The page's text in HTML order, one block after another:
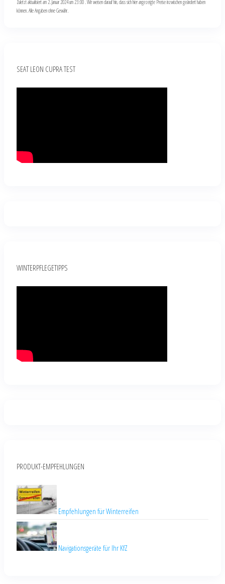
Zuletzt aktualisiert am 2. Januar 2024 um 23:00 . Wir weisen darauf hin, dass sich hier angezeigte Preise inzwischen geändert haben
können. Alle Angaben ohne Gewähr.
SEAT LEON CUPRA TEST
WINTERPFLEGETIPPS
PRODUKT-EMPFEHLUNGEN
Empfehlungen für Winterreifen
Navigationsgeräte für Ihr KfZ